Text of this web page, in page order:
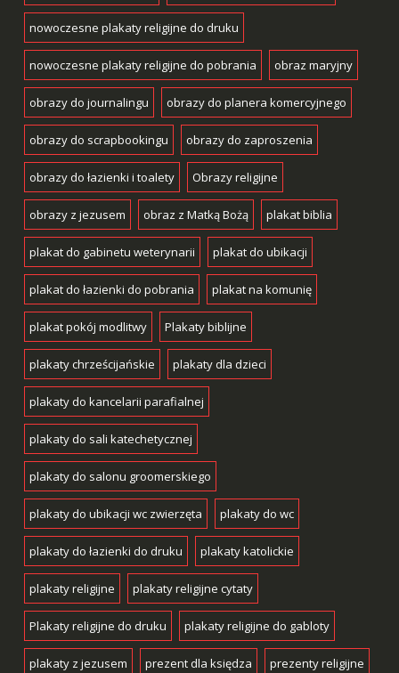
nowoczesne plakaty religijne do druku
nowoczesne plakaty religijne do pobrania obraz maryjny
obrazy do journalingu obrazy do planera komercyjnego
obrazy do scrapbookingu obrazy do zaproszenia
obrazy do łazienki i toalety Obrazy religijne
obrazy z jezusem obraz z Matką Bożą plakat biblia
plakat do gabinetu weterynarii plakat do ubikacji
plakat do łazienki do pobrania plakat na komunię
plakat pokój modlitwy Plakaty biblijne
plakaty chrześcijańskie plakaty dla dzieci
plakaty do kancelarii parafialnej
plakaty do sali katechetycznej
plakaty do salonu groomerskiego
plakaty do ubikacji wc zwierzęta plakaty do wc
plakaty do łazienki do druku plakaty katolickie
plakaty religijne plakaty religijne cytaty
Plakaty religijne do druku plakaty religijne do gabloty
plakaty z jezusem prezent dla księdza prezenty religijne